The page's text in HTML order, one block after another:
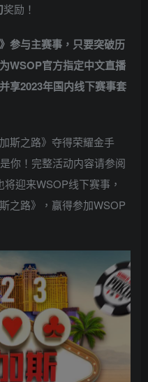
奖励！
》参与主赛事，只要突破历
WSOP官方指定中文直播
享2023年国内线下赛事套
斯之路》夺得荣耀金手
你！完整活动内容请参阅
迎来WSOP线下赛事，
之路》，赢得参加WSOP